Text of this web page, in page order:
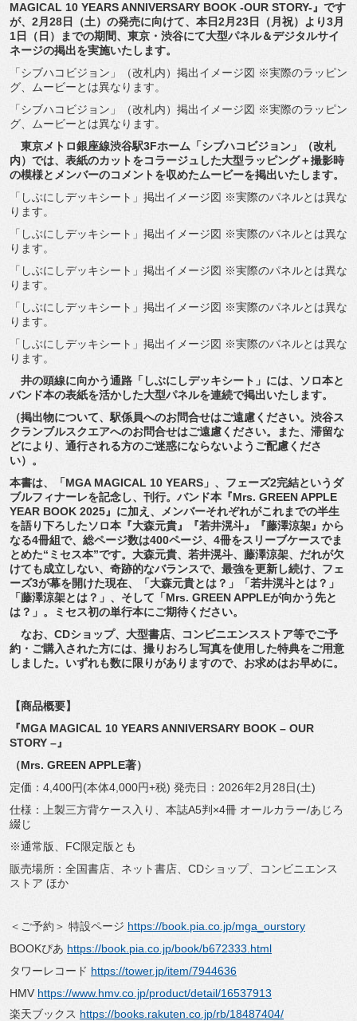
MAGICAL 10 YEARS ANNIVERSARY BOOK -OUR STORY-』です
が、2月28日（土）の発売に向けて、 本日2月23日（月祝）より3月
1日（日）までの期間、東京・ 渋谷にて大型パネル＆デジタルサイ
ネージの掲出を実施いたします。
「シブハコビジョン」（改札内）掲出イメージ図 ※実際のラッピン
グ、ムービーとは異なります。
「シブハコビジョン」（改札内）掲出イメージ図 ※実際のラッピン
グ、ムービーとは異なります。
東京メトロ銀座線渋谷駅3Fホーム「シブハコビジョン」（改札
内）では、表紙のカットをコラージュした大型ラッピング＋撮影時
の模様とメンバーのコメントを収めたムービーを掲出いたし ます。
「しぶにしデッキシート」掲出イメージ図 ※実際のパネルとは異な
ります。
「しぶにしデッキシート」掲出イメージ図 ※実際のパネルとは異な
ります。
「しぶにしデッキシート」掲出イメージ図 ※実際のパネルとは異な
ります。
「しぶにしデッキシート」掲出イメージ図 ※実際のパネルとは異な
ります。
「しぶにしデッキシート」掲出イメージ図 ※実際のパネルとは異な
ります。
井の頭線に向かう通路「しぶにしデッキシート」には、
ソロ本と
バンド本の表紙を活かした大型パネルを連続で掲出いたし ます。
（掲出物について、駅係員へのお問合せはご遠慮ください。 渋谷ス
クランブルスクエアへのお問合せはご遠慮ください。また、 滞留な
どにより、 通行される方のご迷惑にならないようご配慮くださ
い）。
本書は、「MGA MAGICAL 10 YEARS」、フェーズ2完結というダ
ブルフィナーレを記念し、 刊行。バンド本『Mrs. GREEN APPLE
YEAR BOOK 2025』に加え、
メンバーそれぞれがこれまでの半生
を語り下ろしたソロ本『大森元貴』『若井滉斗』『藤澤涼架』から
なる4冊組で、 総ページ数は400ページ、4冊をスリーブケースでま
とめた“ ミセス本”です。大森元貴、若井滉斗、藤澤涼架、 だれが欠
けても成立しない、奇跡的なバランスで、 最強を更新し続け、フェ
ーズ3が幕を開けた現在、「大森元貴とは？」「若井滉斗とは？」
「藤澤涼架とは？」、 そして「Mrs. GREEN APPLEが向かう先と
は？」。
ミセス初の単行本にご期待ください。
なお、CDショップ、大型書店、
コンビニエンスストア等でご予
約・ご購入された方には、 撮りおろし写真を使用した特典をご用意
しました。 いずれも数に限りがありますので、お求めはお早めに。
【商品概要】
『MGA MAGICAL 10 YEARS ANNIVERSARY BOOK – OUR
STORY –』
（Mrs. GREEN APPLE著）
定価：4,400円(本体4,000円+税) 発売日：2026年2月28日(土)
仕様：上製三方背ケース入り、本誌A5判×4冊 オールカラー/あじろ
綴じ
※通常版、FC限定版とも
販売場所：全国書店、ネット書店、CDショップ、
コンビニエンス
ストア ほか
＜ご予約＞ 特設ページ https://book.pia.co.jp/mga_ ourstory
BOOKぴあ https://book.pia.co.jp/book/b672333.html
タワーレコード https://tower.jp/item/7944636
HMV https://www.hmv.co.jp/product/detail/16537913
楽天ブックス https://books.rakuten.co.jp/rb/18487404/